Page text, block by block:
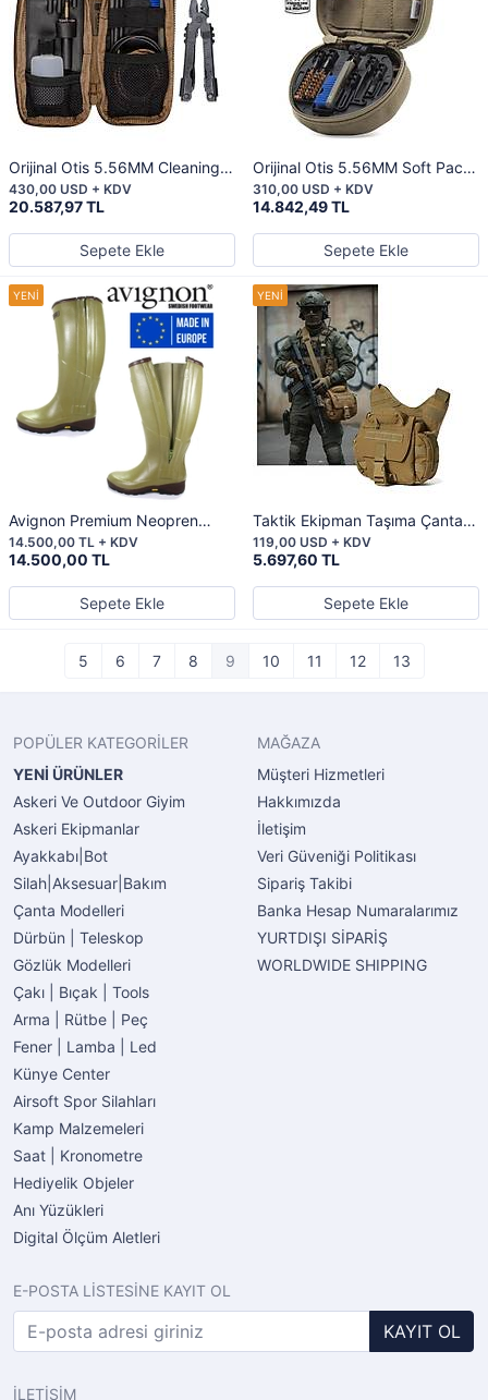
Orijinal Otis 5.56MM Cleaning
Kit w/ MP600 Multi-Tool
20.587,97 TL
430,00 USD + KDV
Sepete Ekle
Orijinal Otis 5.56MM Soft Pack
Cleaning Kit
14.842,49 TL
310,00 USD + KDV
Sepete Ekle
Avignon Premium Neopren
Fermuarlı Kauçuk Çizme – %100
Su Geçirmez Konfor
14.500,00 TL
14.500,00 TL + KDV
Sepete Ekle
Taktik Ekipman Taşıma Çantası
– Profesyoneller İçin Maksimum
Fonksiyonellik!
5.697,60 TL
119,00 USD + KDV
Sepete Ekle
5 6 7 8 9 10 11 12 13
POPÜLER KATEGORİLER
YENİ ÜRÜNLER
Askeri Ve Outdoor Giyim
Askeri Ekipmanlar
Ayakkabı|Bot
Silah|Aksesuar|Bakım
Çanta Modelleri
Dürbün | Teleskop
Gözlük Modelleri
Çakı | Bıçak | Tools
Arma | Rütbe | Peç
Fener | Lamba | Led
Künye Center
Airsoft Spor Silahları
Kamp Malzemeleri
Saat | Kronometre
Hediyelik Objeler
Anı Yüzükleri
Digital Ölçüm Aletleri
MAĞAZA
Müşteri Hizmetleri
Hakkımızda
İletişim
Veri Güveniği Politikası
Sipariş Takibi
Banka Hesap Numaralarımız
YURTDIŞI SİPARİŞ
WORLDWIDE SHIPPING
E-POSTA LİSTESİNE KAYIT OL
KAYIT OL
İLETİŞİM